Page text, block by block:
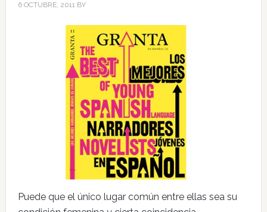
6 OCTUBRE, 2011BY
Puede que el único lugar común entre ellas sea su